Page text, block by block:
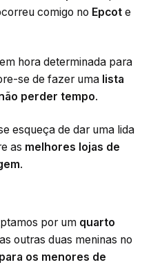
comigo no Epcot e
hora determinada para
se de fazer uma lista
perder tempo.
esqueça de dar uma lida
as melhores lojas de
.
por um quarto
outras duas meninas no
os menores de